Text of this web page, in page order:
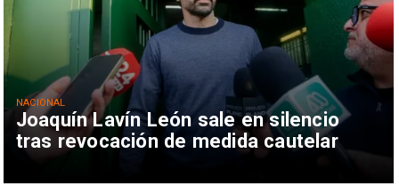
Joaquín Lavín León sale en silencio
tras revocación de medida cautelar
NACIONAL